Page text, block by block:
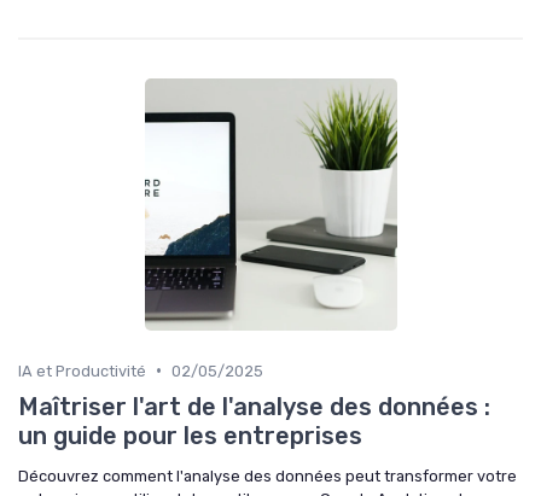
IA et Productivité • 02/05/2025
Maîtriser l'art de l'analyse des données :
un guide pour les entreprises
Découvrez comment l'analyse des données peut transformer votre